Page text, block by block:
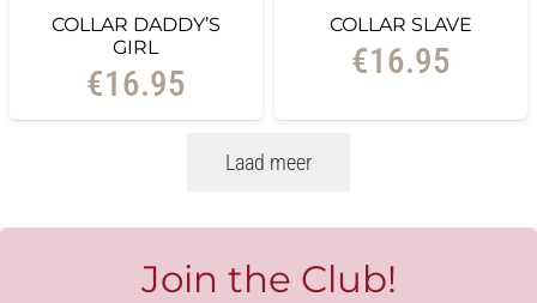
COLLAR DADDY’S
GIRL
€16.95
COLLAR SLAVE
€16.95
Laad meer
Join the Club!